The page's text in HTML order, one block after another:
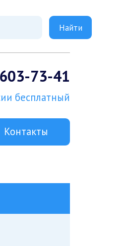
73-41
бесплатный
Контакты